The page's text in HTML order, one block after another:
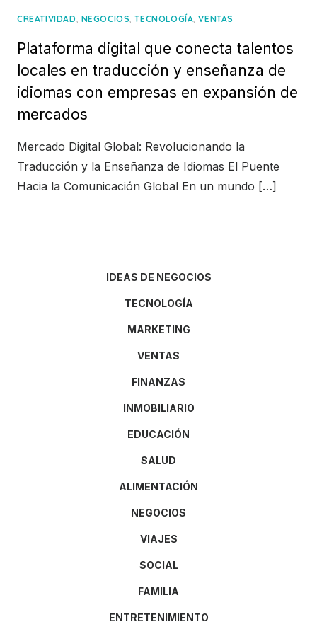
CREATIVIDAD, NEGOCIOS,TECNOLOGÍA,VENTAS
Plataforma digital que conecta talentos
locales en traducción y enseñanza de
idiomas con empresas en expansión de
mercados
Mercado Digital Global: Revolucionando la
Traducción y la Enseñanza de Idiomas El Puente
Hacia la Comunicación Global En un mundo […]
IDEAS DE NEGOCIOS
TECNOLOGÍA
MARKETING
VENTAS
FINANZAS
INMOBILIARIO
EDUCACIÓN
SALUD
ALIMENTACIÓN
NEGOCIOS
VIAJES
SOCIAL
FAMILIA
ENTRETENIMIENTO